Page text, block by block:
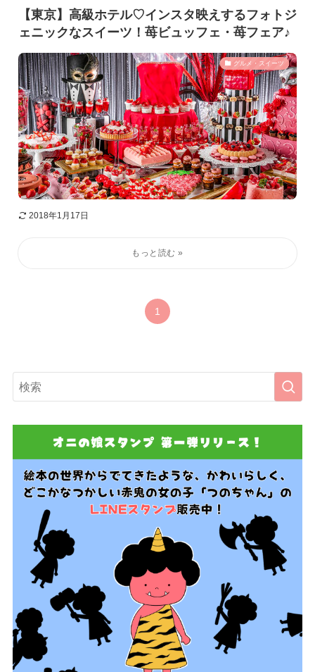
【東京】高級ホテル♡インスタ映えするフォトジ
ェニックなスイーツ！苺ビュッフェ・苺フェア♪
グルメ・スイーツ
2018年1月17日
1